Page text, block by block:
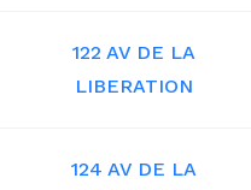
122 AV DE LA
LIBERATION
124 AV DE LA